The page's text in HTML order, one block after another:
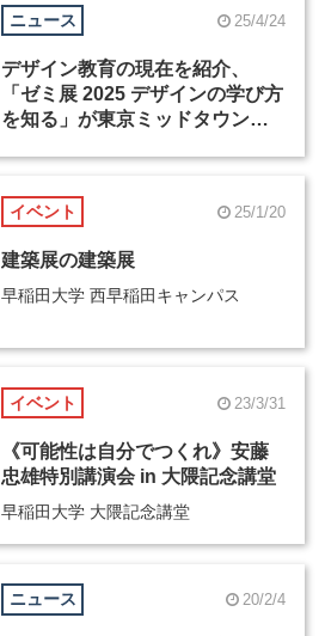
ニュース 25/4/24
デザイン教育の現在を紹介、
「ゼミ展 2025 デザインの学び方
を知る」が東京ミッドタウンで
イベント 25/1/20
建築展の建築展
早稲田大学 西早稲田キャンパス
イベント 23/3/31
《可能性は自分でつくれ》安藤
忠雄特別講演会 in 大隈記念講堂
早稲田大学 大隈記念講堂
ニュース 20/2/4